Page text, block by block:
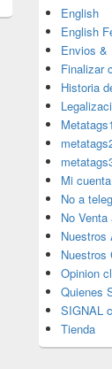
English
English
Envios &
Finalizar
Historia
Metatags1
Mi cuenta
No a
No Venta
Nuestros
Nuestros
Opinion
Quienes
SIGNAL
Tienda